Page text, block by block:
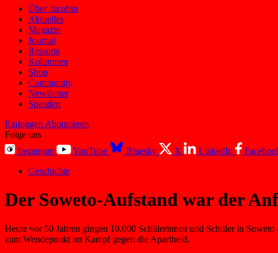
Über Jacobin
Aktuelles
Magazin
Journal
Ressorts
Kolumnen
Shop
Community
Newsletter
Spenden
Einloggen Abonnieren
Folge uns
Instagram
YouTube Bluesky X LinkedIn
Geschichte
Der Soweto-Aufstand war der
Heute vor 50 Jahren gingen 10.000 Schülerinnen und Schüler in
zum Wendepunkt im Kampf gegen die Apartheid.